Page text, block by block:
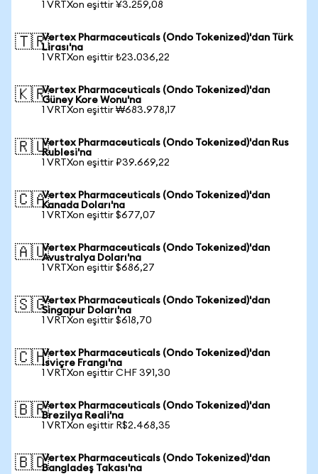
1 VRTXon eşittir ¥3.259,08
🇹🇷Vertex Pharmaceuticals (Ondo Tokenized)'dan Türk
Lirası'na
1 VRTXon eşittir ₺23.036,22
🇰🇷Vertex Pharmaceuticals (Ondo Tokenized)'dan
Güney Kore Wonu'na
1 VRTXon eşittir ₩683.978,17
🇷🇺Vertex Pharmaceuticals (Ondo Tokenized)'dan Rus
Rublesi'na
1 VRTXon eşittir ₽39.669,22
🇨🇦Vertex Pharmaceuticals (Ondo Tokenized)'dan
Kanada Doları'na
1 VRTXon eşittir $677,07
🇦🇺Vertex Pharmaceuticals (Ondo Tokenized)'dan
Avustralya Doları'na
1 VRTXon eşittir $686,27
🇸🇬Vertex Pharmaceuticals (Ondo Tokenized)'dan
Singapur Doları'na
1 VRTXon eşittir $618,70
🇨🇭Vertex Pharmaceuticals (Ondo Tokenized)'dan
İsviçre Frangı'na
1 VRTXon eşittir CHF 391,30
🇧🇷Vertex Pharmaceuticals (Ondo Tokenized)'dan
Brezilya Reali'na
1 VRTXon eşittir R$2.468,35
🇧🇩Vertex Pharmaceuticals (Ondo Tokenized)'dan
Bangladeş Takası'na